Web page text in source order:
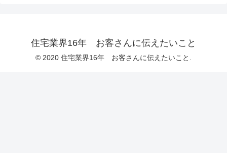
住宅業界16年 お客さんに伝えたいこと
© 2020 住宅業界16年 お客さんに伝えたいこと.